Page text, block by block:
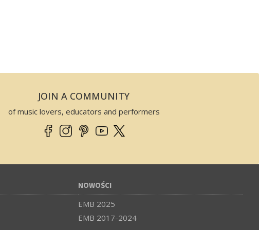
JOIN A COMMUNITY
of music lovers, educators and performers
NOWOŚCI
EMB 2025
EMB 2017-2024